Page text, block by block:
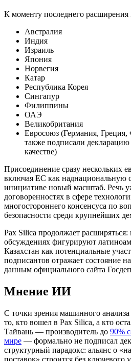
К моменту последнего расширения
Австралия
Индия
Израиль
Япония
Норвегия
Катар
Республика Корея
Сингапур
Филиппины
ОАЭ
Великобритания
Евросоюз (Германия,
также подписали
качестве)
Присоединение сразу нескольких
включая ЕС как наднациональную
инициативе новый масштаб. Речь
договоренностях в сфере
многостороннего консенсуса по
безопасности среди крупнейших
Pax Silica продолжает расширяться:
обсуждениях фигурируют
Казахстан как потенциальные
подписантов отражает состояние
данным официального сайта
Мнение ИИ
С точки зрения машинного
то, кто вошел в Pax Silica, а кто
Тайвань — производитель до 90%
мире — формально не подписал
структурный парадокс: альянс о
поставок» строится без ключевого